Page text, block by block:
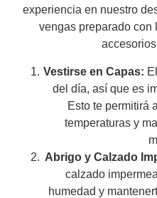
experiencia en nuestro
vengas preparado con
Vestirse en Capas:
del día, así que es
Esto te permitirá
temperaturas y
Abrigo y Calzado
calzado
humedad y